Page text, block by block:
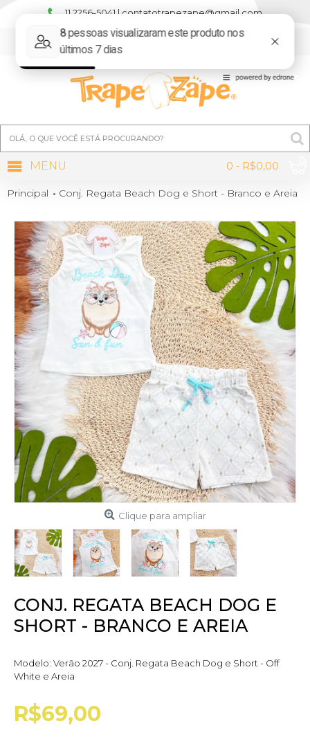
11 2256-5041 | contatotrapezape@gmail.com
MINHA CONTA
0 - R$0,00
MENU
Principal Conj. Regata Beach Dog e Short - Branco e Areia
Clique para ampliar
CONJ. REGATA BEACH DOG E
SHORT - BRANCO E AREIA
Modelo: Verão 2027 - Conj. Regata Beach Dog e Short - Off
White e Areia
R$69,00